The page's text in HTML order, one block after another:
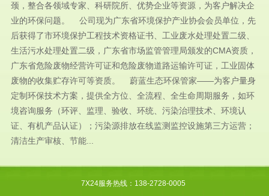
颈，整合各领域专家、科研院所、优势企业等资源，为客户解决企
业的环保问题。 公司现为广东省环境保护产业协会会员单位，先
后获得了市环境保护工程技术资格证书、工业废水处理处置二级、
生活污水处理处置二级，广东省市场监管管理局颁发的CMA资质，
广东省危险废物经营许可证和危险废物道路运输许可证，工业固体
废物的收集贮存许可等资质。 蔚蓝生态环保管家——为客户量身
定制环保技术方案，提供全方位、全流程、全生命周期服务，如环
境咨询服务（环评、监理、验收、环统、污染治理技术、环境认
证、有机产品认证）；污染源排放在线监测监控设施第三方运营；
清洁生产审核、节能...
7X24服务热线：138-2728-0005